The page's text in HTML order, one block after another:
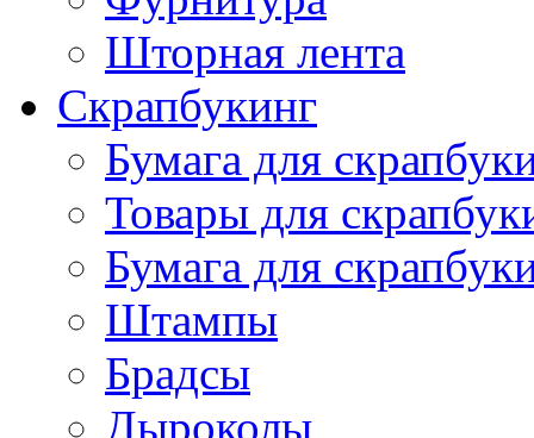
Шторная лента
Скрапбукинг
Бумага для
Товары для
Бумага для
Штампы
Брадсы
Дыроколы